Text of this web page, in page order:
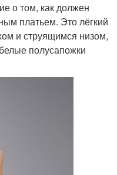
о том, как должен
платьем. Это лёгкий
и струящимся низом,
полусапожки